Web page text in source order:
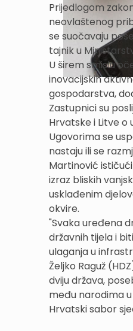
Prijedlogom
neovlaštenog
se suočavaju
tajnik u
U širem smislu
inovacijskih
gospodarstva,
Zastupnici su
Hrvatske i Litve
Ugovorima se
nastaju ili se
Martinović
izraz bliskih
usklađenim
okvire.
"Svaka uređena
državnih tijela i
ulaganja u
Željko Raguž
dviju država,
među narodima
Hrvatski sabor